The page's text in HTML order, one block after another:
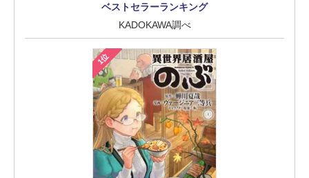
ベストセラーランキング
KADOKAWA調べ
1位